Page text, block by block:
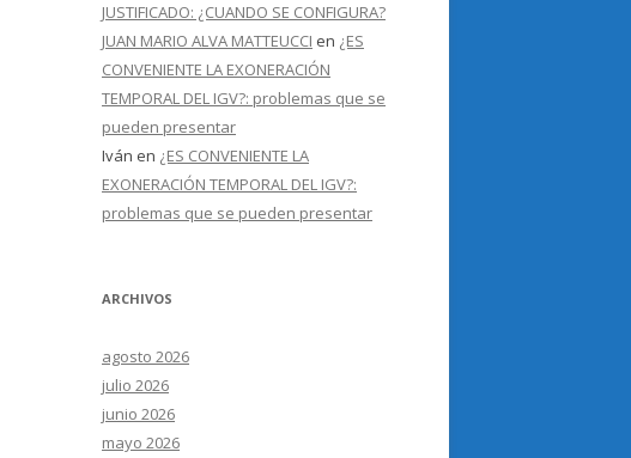
JUSTIFICADO: ¿CUANDO SE CONFIGURA?
JUAN MARIO ALVA MATTEUCCI en ¿ES
CONVENIENTE LA EXONERACIÓN
TEMPORAL DEL IGV?: problemas que se
pueden presentar
Iván en ¿ES CONVENIENTE LA
EXONERACIÓN TEMPORAL DEL IGV?:
problemas que se pueden presentar
ARCHIVOS
agosto 2026
julio 2026
junio 2026
mayo 2026